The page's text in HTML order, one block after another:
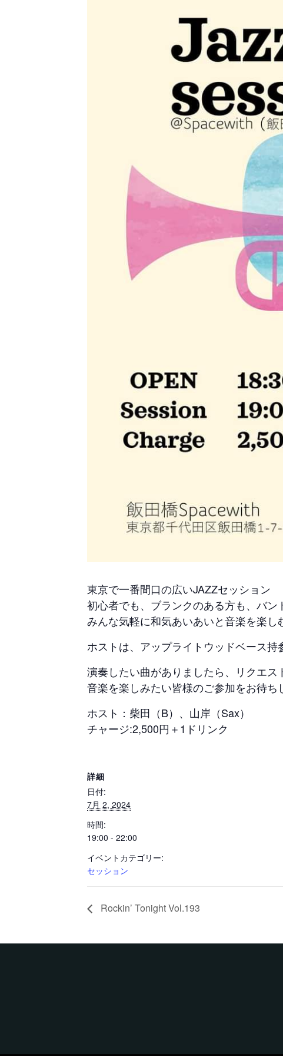
東京で一番間口の広いJAZZセッション
初心者でも、ブランクのある方も、バン
みんな気軽に和気あいあいと音楽を楽し
ホストは、アップライトウッドベース持
演奏したい曲がありましたら、リクエス
音楽を楽しみたい皆様のご参加をお待ち
ホスト：柴田（B）、山岸（Sax）
チャージ:2,500円＋1ドリンク
詳細
日付:
7月 2, 2024
時間:
19:00 - 22:00
イベントカテゴリー:
セッション
Rockin’ Tonight Vol.193